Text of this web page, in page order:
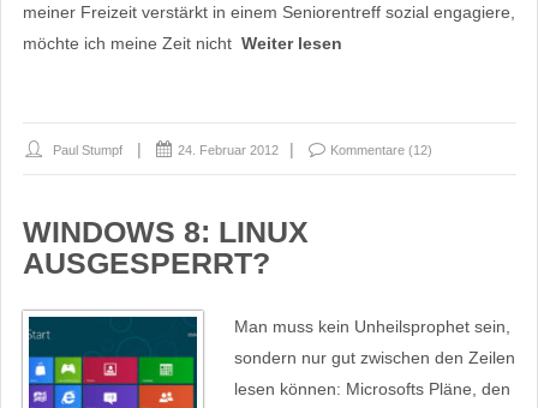
meiner Freizeit verstärkt in einem Seniorentreff sozial engagiere,
möchte ich meine Zeit nicht Weiter lesen
Paul Stumpf 24. Februar 2012 Kommentare (12)
WINDOWS 8: LINUX
AUSGESPERRT?
Man muss kein Unheilsprophet sein,
sondern nur gut zwischen den Zeilen
lesen können: Microsofts Pläne, den